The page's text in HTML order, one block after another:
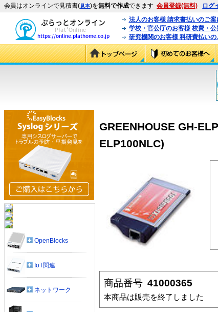
会員はオンラインで見積書(見本)を無料で作成できます 会員登録(無料) ログ
法人のお客様 請求書払いのご案
学校・官公庁のお客様 校費・
研究機関のお客様 科研費払いの
GREENHOUSE GH-
ELP100NLC)
商品番号 41000365
本商品は販売を終了しました
OpenBlocks
IoT関連
ネットワーク